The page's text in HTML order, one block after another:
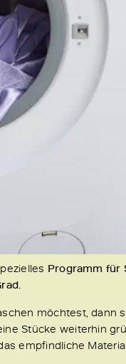
Programm für
möchtest,
Stücke weiterhin
empfindliche